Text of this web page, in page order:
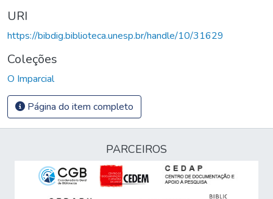
URI
https://bibdig.biblioteca.unesp.br/handle/10/31629
Coleções
O Imparcial
Página do item completo
PARCEIROS